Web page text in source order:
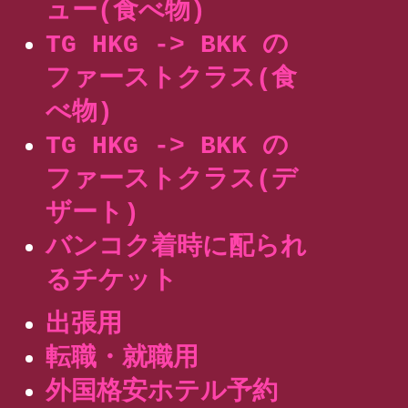
ュー(食べ物)
TG HKG -> BKK の
ファーストクラス(食
べ物)
TG HKG -> BKK の
ファーストクラス(デ
ザート)
バンコク着時に配られ
るチケット
出張用
転職・就職用
外国格安ホテル予約